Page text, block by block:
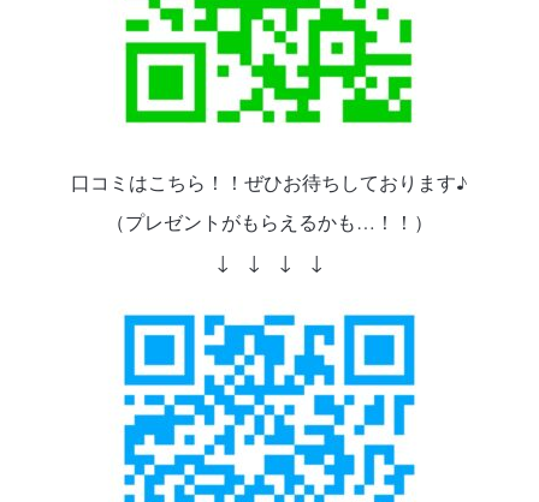
口コミはこちら！！ぜひお待ちしております♪
（プレゼントがもらえるかも…！！）
↓ ↓ ↓ ↓